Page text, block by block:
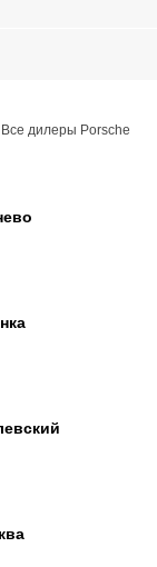
Все дилеры Porsche